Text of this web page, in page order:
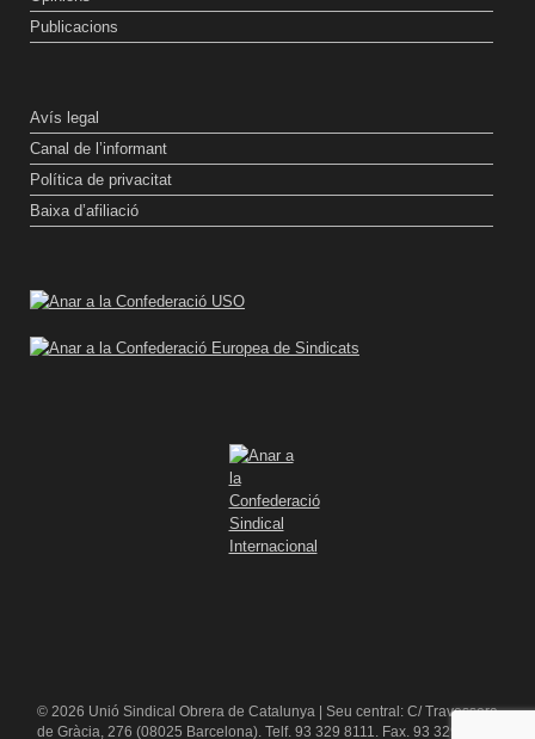
Publicacions
Avís legal
Canal de l’informant
Política de privacitat
Baixa d’afiliació
© 2026 Unió Sindical Obrera de Catalunya | Seu central: C/ Travessera
de Gràcia, 276 (08025 Barcelona). Telf. 93 329 8111. Fax. 93 329 84 16